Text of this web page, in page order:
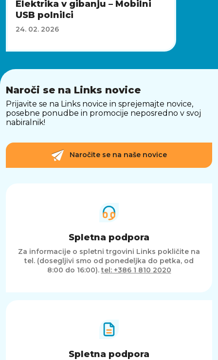
Elektrika v gibanju – Mobilni
USB polnilci
24. 02. 2026
Naroči se na Links novice
Prijavite se na Links novice in sprejemajte novice,
posebne ponudbe in promocije neposredno v svoj
nabiralnik!
Naročite se na naše novice
Spletna podpora
Za informacije o spletni trgovini Links pokličite na
tel. (dosegljivi smo od ponedeljka do petka, od
8:00 do 16:00).tel: +386 1 810 2020
Spletna podpora